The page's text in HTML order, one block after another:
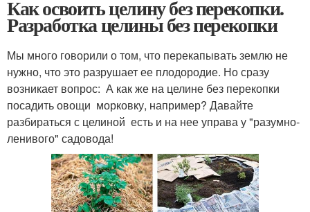
Как освоить целину без перекопки.
Разработка целины без перекопки
Мы много говорили о том, что перекапывать землю не
нужно, что это разрушает ее плодородие. Но сразу
возникает вопрос: ­ А как же на целине без перекопки
посадить овощи ­ морковку, например? Давайте
разбираться с целиной ­ есть и на нее управа у "разумно­
ленивого" садовода!